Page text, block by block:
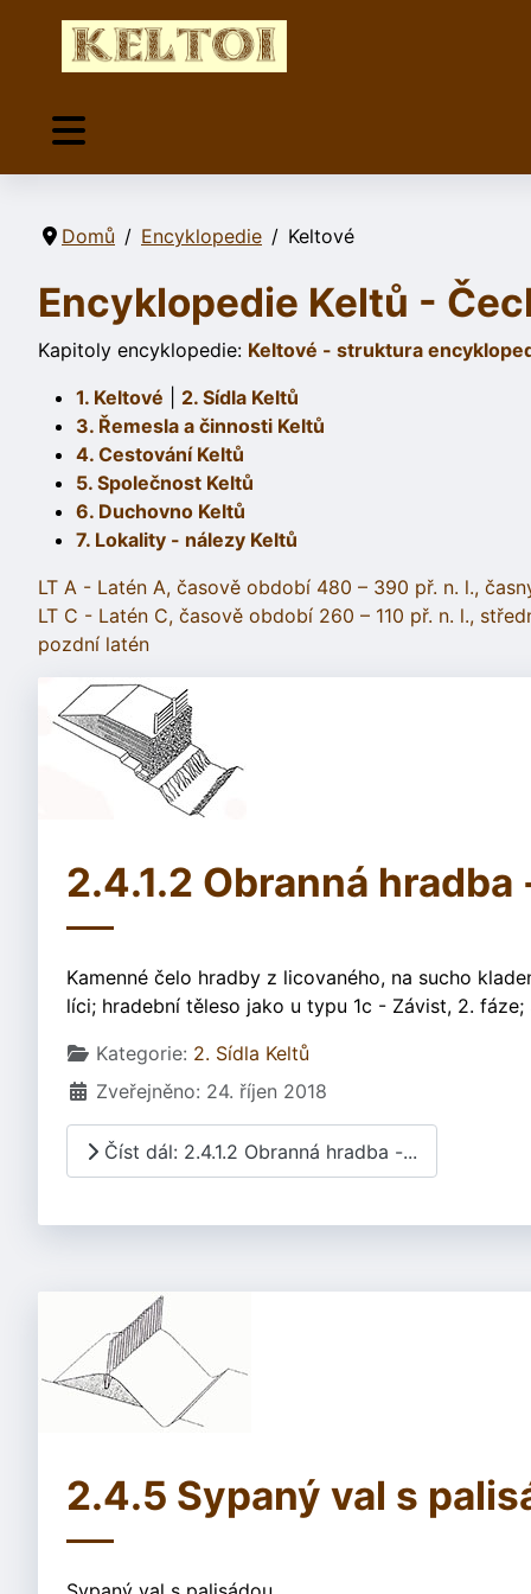
Domů Encyklopedie Keltové
Encyklopedie Keltů -
Kapitoly encyklopedie: Keltové - struktura
1. Keltové
2. Sídla Keltů
3. Řemesla a činnosti Keltů
4. Cestování Keltů
5. Společnost Keltů
6. Duchovno Keltů
7. Lokality - nálezy Keltů
LT A - Latén A, časově období 480 – 390 př. n. l.,
LT C - Latén C, časově období 260 – 110 př. n. l.,
pozdní latén
2.4.1.2 Obranná
Kamenné čelo hradby z licovaného, na sucho
líci; hradební těleso jako u typu 1c - Závist, 2.
Základní údaje
Kategorie: 2. Sídla Keltů
Zveřejněno: 24. říjen 2018
Číst dál: 2.4.1.2 Obranná hradba -...
2.4.5 Sypaný val s